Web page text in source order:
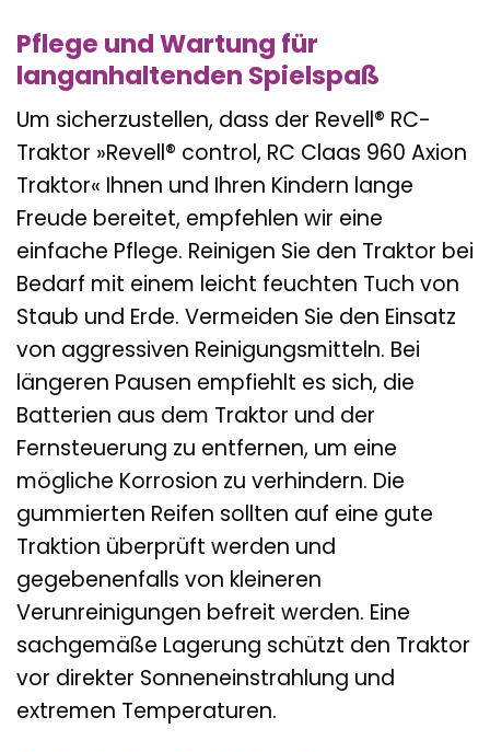
Pflege und Wartung für
langanhaltenden Spielspaß
Um sicherzustellen, dass der Revell® RC-
Traktor »Revell® control, RC Claas 960 Axion
Traktor« Ihnen und Ihren Kindern lange
Freude bereitet, empfehlen wir eine
einfache Pflege. Reinigen Sie den Traktor bei
Bedarf mit einem leicht feuchten Tuch von
Staub und Erde. Vermeiden Sie den Einsatz
von aggressiven Reinigungsmitteln. Bei
längeren Pausen empfiehlt es sich, die
Batterien aus dem Traktor und der
Fernsteuerung zu entfernen, um eine
mögliche Korrosion zu verhindern. Die
gummierten Reifen sollten auf eine gute
Traktion überprüft werden und
gegebenenfalls von kleineren
Verunreinigungen befreit werden. Eine
sachgemäße Lagerung schützt den Traktor
vor direkter Sonneneinstrahlung und
extremen Temperaturen.